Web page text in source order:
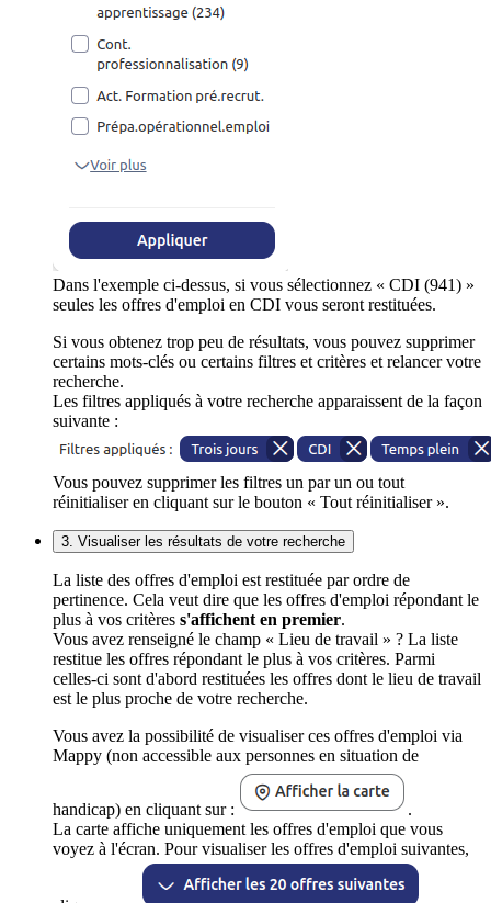
Dans l'exemple ci-dessus, si vous sélectionnez « CDI (941) »
seules les offres d'emploi en CDI vous seront restituées.
Si vous obtenez trop peu de résultats, vous pouvez supprimer
certains mots-clés ou certains filtres et critères et relancer votre
recherche.
Les filtres appliqués à votre recherche apparaissent de la façon
suivante :
Vous pouvez supprimer les filtres un par un ou tout
réinitialiser en cliquant sur le bouton « Tout réinitialiser ».
3. Visualiser les résultats de votre recherche
La liste des offres d'emploi est restituée par ordre de
pertinence. Cela veut dire que les offres d'emploi répondant le
plus à vos critères s'affichent en premier.
Vous avez renseigné le champ « Lieu de travail » ? La liste
restitue les offres répondant le plus à vos critères. Parmi
celles-ci sont d'abord restituées les offres dont le lieu de travail
est le plus proche de votre recherche.
Vous avez la possibilité de visualiser ces offres d'emploi via
Mappy (non accessible aux personnes en situation de
handicap) en cliquant sur :
.
La carte affiche uniquement les offres d'emploi que vous
voyez à l'écran. Pour visualiser les offres d'emploi suivantes,